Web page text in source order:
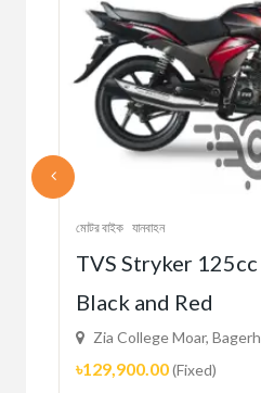
মোটর বাইক যানবাহন
TVS Stryker
Black and Red
Zia College Moar,
৳129,900.00(Fixed)